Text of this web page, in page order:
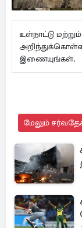
உள்நாட்டு
அறிந்துக்கொள்ள
இணையுங்கள்.
மேலும்